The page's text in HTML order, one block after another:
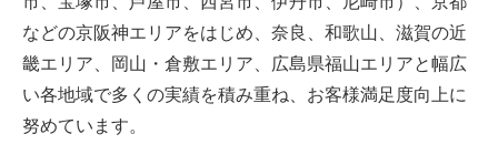
などの京阪神エリアをはじめ、奈良、和歌山、滋賀の近
畿エリア、岡山・倉敷エリア、広島県福山エリアと幅広
い各地域で多くの実績を積み重ね、お客様満足度向上に
努めています。